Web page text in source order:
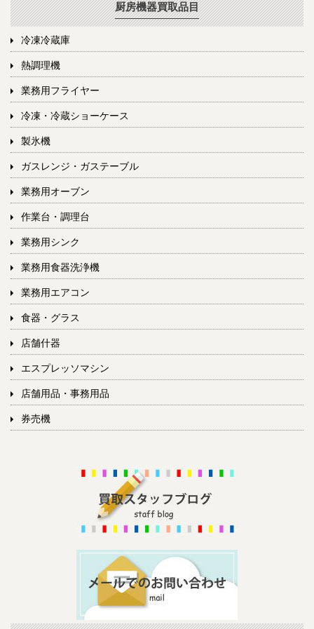
厨房機器買取品目
冷凍冷蔵庫
熱調理機
業務用フライヤー
冷凍・冷蔵ショーケース
製氷機
ガスレンジ・ガステーブル
業務用オーブン
作業台・調理台
業務用シンク
業務用食器洗浄機
業務用エアコン
食器・グラス
店舗什器
エスプレッソマシン
店舗用品・事務用品
券売機